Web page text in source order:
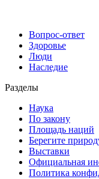
Вопрос-ответ
Здоровье
Люди
Наследие
Разделы
Наука
По закону
Площадь наций
Берегите
Выставки
Официальная
Политика